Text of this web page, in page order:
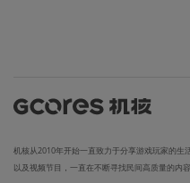
机核从2010年开始一直致力于分享游戏玩家的生
以及视频节目，一直在不断寻找民间高质量的内容